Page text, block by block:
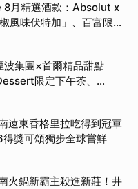
8月精選酒款：Absolut x
風味伏特加」、百富限定
盒」、WAT x 萬波「紅蘋
波集團×首爾精品甜點
限定下午茶、
辻利茶舗聯名可麗餅、
遠東香格里拉吃得到冠軍
獎可頌獨步全球嘗鮮
火鍋新霸主殺進新莊！井